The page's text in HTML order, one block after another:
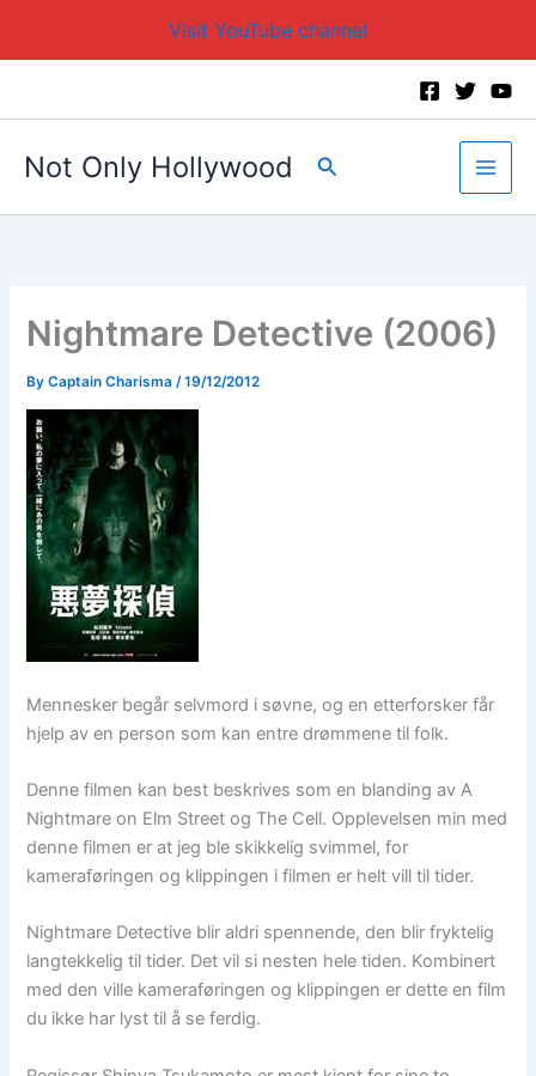
Visit YouTube channel
Not Only Hollywood Search
Nightmare Detective (2006)
ByCaptain Charisma /19/12/2012
Mennesker begår selvmord i søvne, og en etterforsker får
hjelp av en person som kan entre drømmene til folk.
Denne filmen kan best beskrives som en blanding av A
Nightmare on Elm Street og The Cell. Opplevelsen min med
denne filmen er at jeg ble skikkelig svimmel, for
kameraføringen og klippingen i filmen er helt vill til tider.
Nightmare Detective blir aldri spennende, den blir fryktelig
langtekkelig til tider. Det vil si nesten hele tiden. Kombinert
med den ville kameraføringen og klippingen er dette en film
du ikke har lyst til å se ferdig.